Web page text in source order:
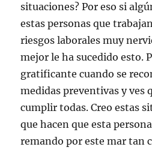
situaciones? Por eso si
estas personas que
riesgos laborales muy
mejor le ha sucedido esto.
gratificante cuando se
medidas preventivas y ves
cumplir todas. Creo estas
que hacen que esta
remando por este mar tan